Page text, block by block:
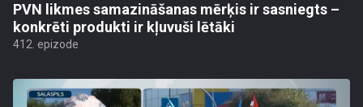
PVN likmes samazināšanas mērķis ir sasniegts –
konkrēti produkti ir kļuvuši lētāki
412. epizode